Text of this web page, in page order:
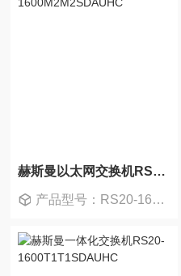
赫斯曼以太网交换机RS20-1600M2M2SDAUHC
产品型号：RS20-1600M2M2SDAUHC